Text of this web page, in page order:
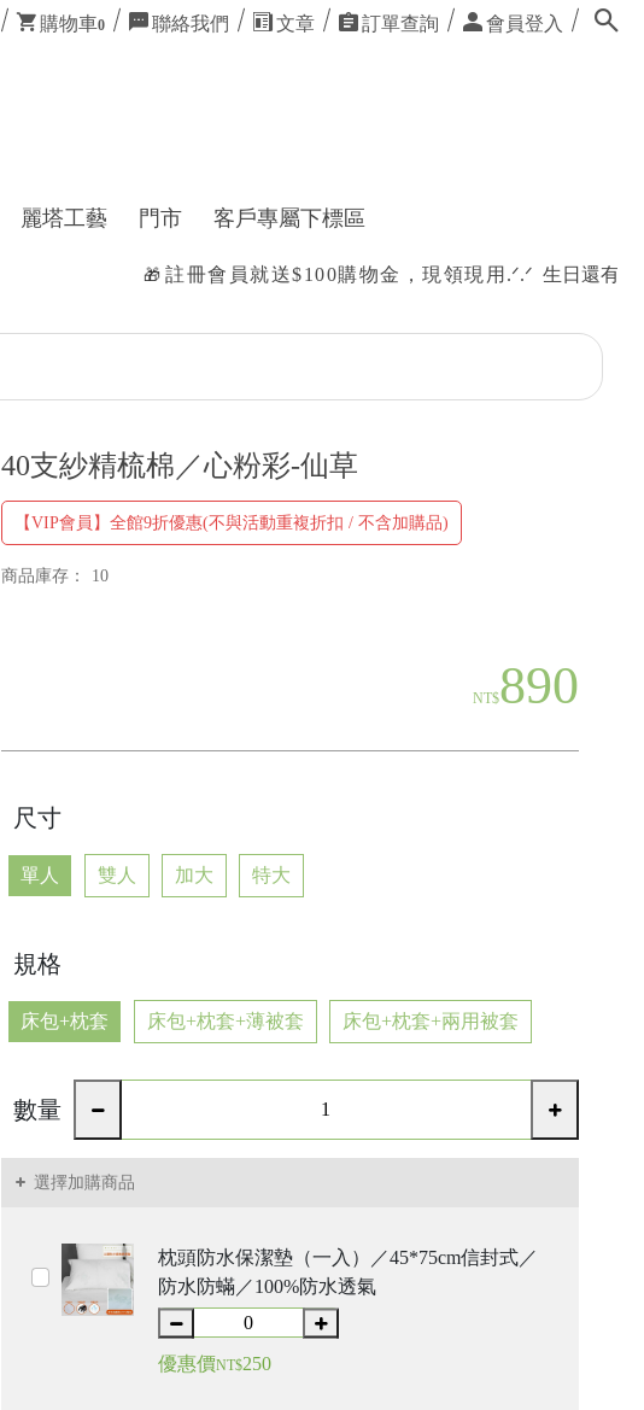
購物車0 聯絡我們 文章 訂單查詢 會員登入
麗塔工藝 門市 客戶專屬下標區
註冊會員就送$100購物金，現領現用.ᐟ.ᐟ 生日還有購物禮唷✿
40支紗精梳棉／心粉彩-仙草
【VIP會員】全館9折優惠(不與活動重複折扣 / 不含加購品)
商品庫存： 10
NT$890
尺寸
單人 雙人 加大 特大
規格
床包+枕套 床包+枕套+薄被套 床包+枕套+兩用被套
數量
選擇加購商品
枕頭防水保潔墊（一入）／45*75cm信封式／
防水防蟎／100%防水透氣
優惠價NT$250